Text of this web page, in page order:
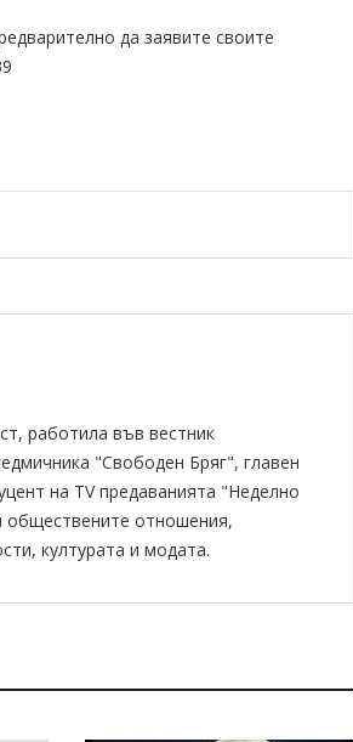
да заявите своите
работила във вестник
"Свободен Бряг", главен
на TV предаванията "Неделно
обществените отношения,
културата и модата.